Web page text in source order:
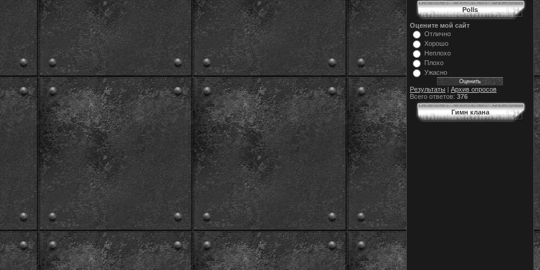
Polls
Оцените мой сайт
Отлично
Хорошо
Неплохо
Плохо
Ужасно
Результаты | Архив опросов
Всего ответов: 376
Гимн клана